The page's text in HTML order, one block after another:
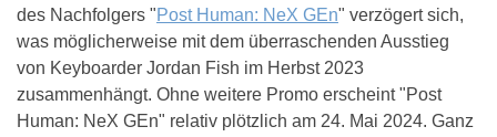
des Nachfolgers "Post Human: NeX GEn" verzögert sich,
was möglicherweise mit dem überraschenden Ausstieg
von Keyboarder Jordan Fish im Herbst 2023
zusammenhängt. Ohne weitere Promo erscheint "Post
Human: NeX GEn" relativ plötzlich am 24. Mai 2024. Ganz